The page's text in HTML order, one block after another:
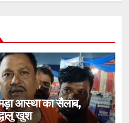
आस्था का सैलाब,
खुश